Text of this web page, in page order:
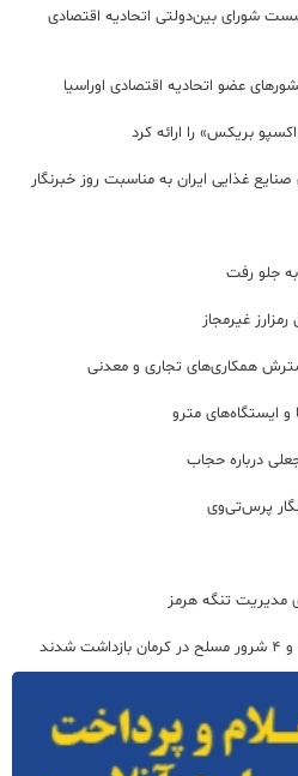
شورای بین‌دولتی اتحادیه اقتصادی
عضو اتحادیه اقتصادی اوراسیا
بریکس» را ارائه کرد
غذایی ایران به مناسبت روز خبرنگار
به جلو رفت
همکاری‌های تجاری و معدنی
و ایستگاه‌های مترو
درباره حجاب
پرس‌تی‌وی
مدیریت تنگه هرمز